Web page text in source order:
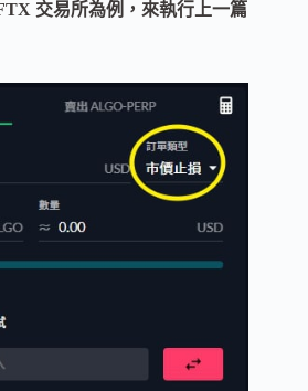
交易所為例，來執行上一篇